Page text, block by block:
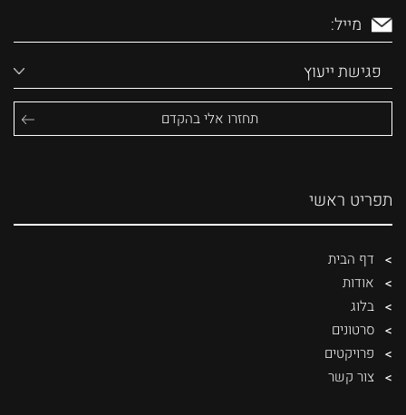
תפריט ראשי
דף הבית
אודות
בלוג
סרטונים
פרויקטים
צור קשר